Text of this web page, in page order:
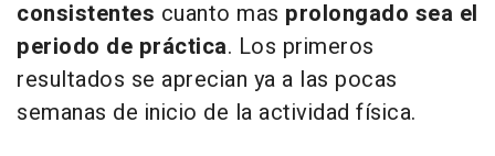
consistentes cuanto mas prolongado sea el
periodo de práctica. Los primeros
resultados se aprecian ya a las pocas
semanas de inicio de la actividad física.